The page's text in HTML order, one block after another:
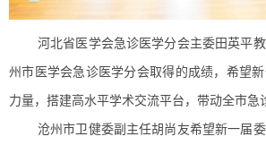
河北省医学会急诊医学分会主委田英平
州市医学会急诊医学分会取得的成绩，希望
力量，搭建高水平学术交流平台，带动全市急
沧州市卫健委副主任胡尚友希望新一届